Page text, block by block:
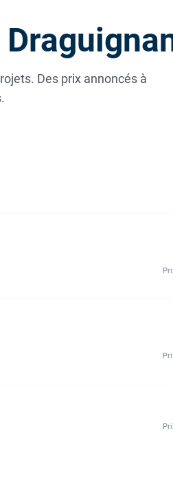
Des prix annoncés à